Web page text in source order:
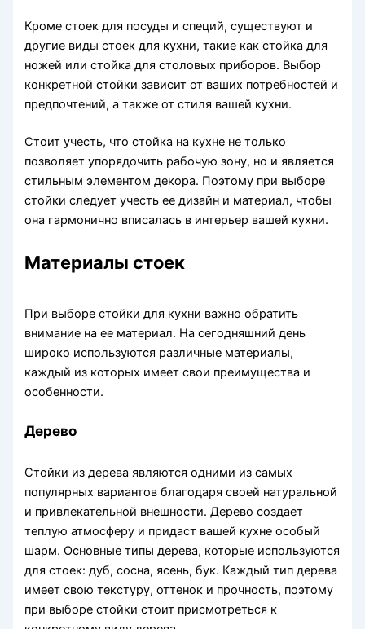
Кроме стоек для посуды и специй, существуют и
другие виды стоек для кухни, такие как стойка для
ножей или стойка для столовых приборов. Выбор
конкретной стойки зависит от ваших потребностей и
предпочтений, а также от стиля вашей кухни.
Стоит учесть, что стойка на кухне не только
позволяет упорядочить рабочую зону, но и является
стильным элементом декора. Поэтому при выборе
стойки следует учесть ее дизайн и материал, чтобы
она гармонично вписалась в интерьер вашей кухни.
Материалы стоек
При выборе стойки для кухни важно обратить
внимание на ее материал. На сегодняшний день
широко используются различные материалы,
каждый из которых имеет свои преимущества и
особенности.
Дерево
Стойки из дерева являются одними из самых
популярных вариантов благодаря своей натуральной
и привлекательной внешности. Дерево создает
теплую атмосферу и придаст вашей кухне особый
шарм. Основные типы дерева, которые используются
для стоек: дуб, сосна, ясень, бук. Каждый тип дерева
имеет свою текстуру, оттенок и прочность, поэтому
при выборе стойки стоит присмотреться к